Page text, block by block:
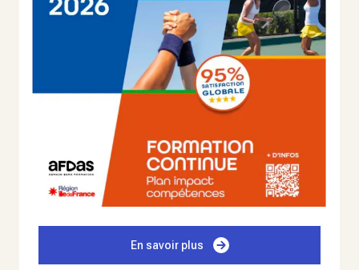
En savoir plus